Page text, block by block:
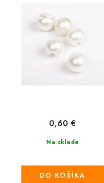
Na sklade
0,60 €
DO KOŠÍKA